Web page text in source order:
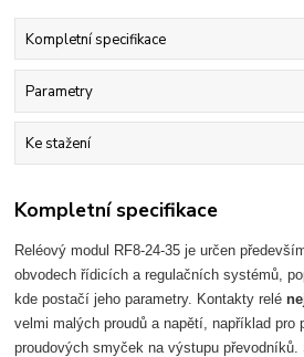
Kompletní specifikace
Parametry
Ke stažení
Kompletní specifikace
Reléový modul RF8-24-35 je určen
obvodech řídicích a regulačních systémů,
kde postačí jeho parametry. Kontakty relé
velmi malých proudů a napětí, například pro
proudových smyček na výstupu převodníků.